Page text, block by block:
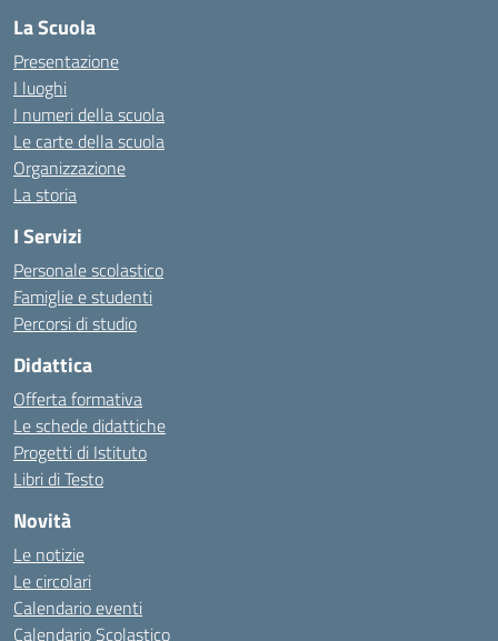
La Scuola
Presentazione
I luoghi
I numeri della scuola
Le carte della scuola
Organizzazione
La storia
I Servizi
Personale scolastico
Famiglie e studenti
Percorsi di studio
Didattica
Offerta formativa
Le schede didattiche
Progetti di Istituto
Libri di Testo
Novità
Le notizie
Le circolari
Calendario eventi
Calendario Scolastico